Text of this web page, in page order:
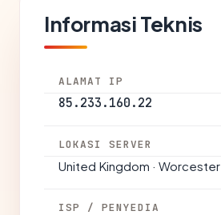
Informasi Teknis
ALAMAT IP
85.233.160.22
LOKASI SERVER
United Kingdom · Worcester
ISP / PENYEDIA